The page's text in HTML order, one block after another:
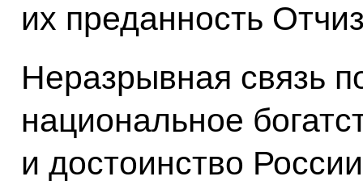
их преданность
Неразрывная связь
национальное
и достоинство